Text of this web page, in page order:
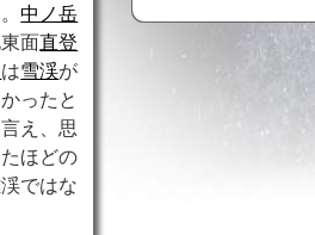
中ノ岳
面直登
は雪渓が
ったと
え、思
ほどの
ではな